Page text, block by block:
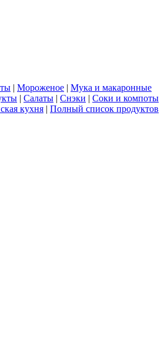
| Мороженое | Мука и макаронные
| Салаты | Снэки | Соки и компоты
кухня | Полный список продуктов